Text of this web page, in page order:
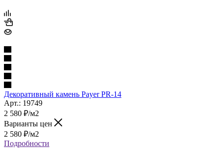
Декоративный камень Payer PR-14
Арт.: 19749
2 580 ₽/м2
Варианты цен
2 580 ₽/м2
Подробности